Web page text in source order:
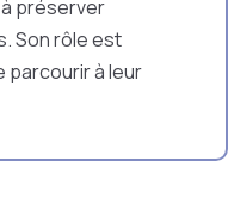
préserver
Son rôle est
parcourir à leur